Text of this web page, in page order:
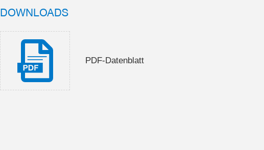
DOWNLOADS
PDF-Datenblatt